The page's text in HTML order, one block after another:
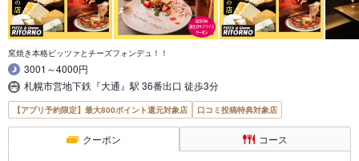
窯焼き本格ピッツァとチーズフォンデュ！！
3001～4000円
札幌市営地下鉄『大通』駅 36番出口 徒歩3分
【アプリ予約限定】最大800ポイント還元対象店 口コミ投稿特典対象店
クーポン コース